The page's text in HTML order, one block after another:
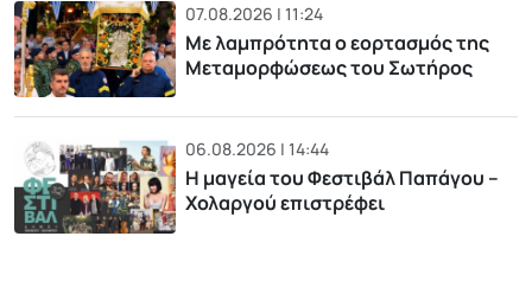
07.08.2026 | 11:24
Με λαμπρότητα ο εορτασμός της
Μεταμορφώσεως του Σωτήρος
06.08.2026 | 14:44
Η μαγεία του Φεστιβάλ Παπάγου –
Χολαργού επιστρέφει